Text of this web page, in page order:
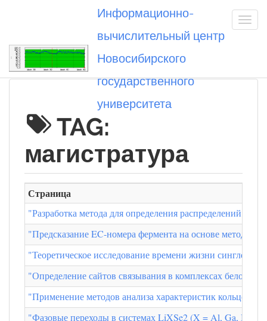
Информационно-
вычислительный центр
Новосибирского
государственного
университета
Вы посетили
TAG:
магистратура
Страница
"Разработка метода для определения распределений
"Предсказание EC-номера фермента на основе методов
"Теоретическое исследование времени жизни
"Определение сайтов связывания в комплексах
"Применение методов анализа характеристик
"Фазовые переходы в системах LiXSe2 (X = Al, Ga, In)